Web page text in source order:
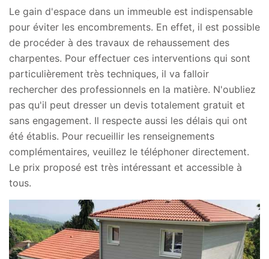
Le gain d'espace dans un immeuble est indispensable
pour éviter les encombrements. En effet, il est possible
de procéder à des travaux de rehaussement des
charpentes. Pour effectuer ces interventions qui sont
particulièrement très techniques, il va falloir
rechercher des professionnels en la matière. N'oubliez
pas qu'il peut dresser un devis totalement gratuit et
sans engagement. Il respecte aussi les délais qui ont
été établis. Pour recueillir les renseignements
complémentaires, veuillez le téléphoner directement.
Le prix proposé est très intéressant et accessible à
tous.